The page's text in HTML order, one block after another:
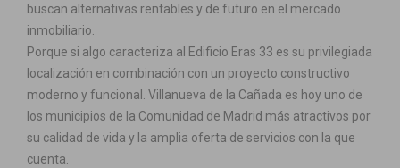
buscan alternativas rentables y de futuro en el mercado
inmobiliario.
Porque si algo caracteriza al Edificio Eras 33 es su privilegiada
localización en combinación con un proyecto constructivo
moderno y funcional. Villanueva de la Cañada es hoy uno de
los municipios de la Comunidad de Madrid más atractivos por
su calidad de vida y la amplia oferta de servicios con la que
cuenta.